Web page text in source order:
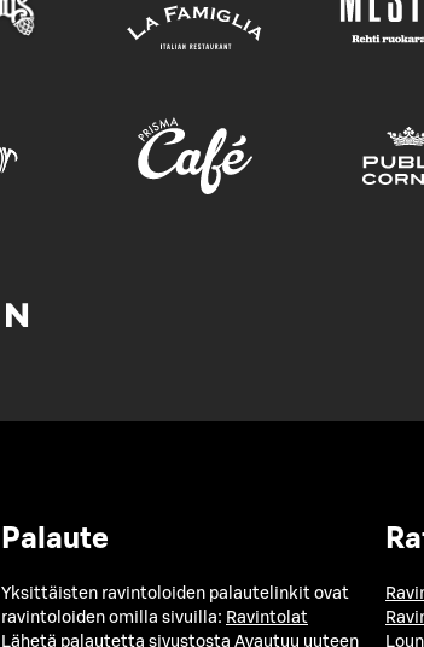
Palaute
Yksittäisten ravintoloiden palautelinkit ovat
ravintoloiden omilla sivuilla: Ravintolat
Lähetä palautetta sivustosta Avautuu uuteen